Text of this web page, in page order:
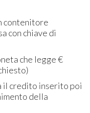
contenitore
con chiave di
che legge €
il credito inserito poi
della